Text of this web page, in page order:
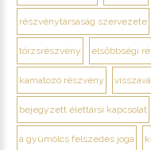
részvénytársaság szervezete
törzsrészvény elsőbbségi
kamatozó részvény
bejegyzett élettársi kapcsolat
a gyümölcs felszedés joga